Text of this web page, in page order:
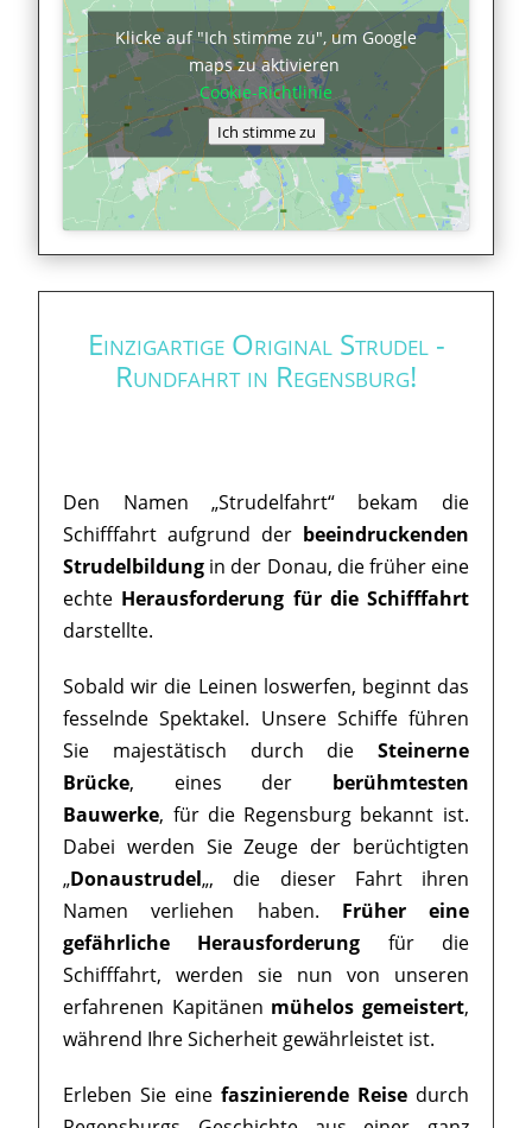
Klicke auf "Ich stimme zu", um Google
maps zu aktivieren
Cookie-Richtlinie
Ich stimme zu
Einzigartige Original Strudel -
Rundfahrt in Regensburg!
Den Namen „Strudelfahrt“ bekam die
Schifffahrt aufgrund der beeindruckenden
Strudelbildung in der Donau, die früher eine
echte Herausforderung für die Schifffahrt
darstellte.
Sobald wir die Leinen loswerfen, beginnt das
fesselnde Spektakel. Unsere Schiffe führen
Sie majestätisch durch die Steinerne
Brücke, eines der berühmtesten
Bauwerke, für die Regensburg bekannt ist.
Dabei werden Sie Zeuge der berüchtigten
„Donaustrudel„, die dieser Fahrt ihren
Namen verliehen haben. Früher eine
gefährliche Herausforderung für die
Schifffahrt, werden sie nun von unseren
erfahrenen Kapitänen mühelos gemeistert,
während Ihre Sicherheit gewährleistet ist.
Erleben Sie eine faszinierende Reisedurch